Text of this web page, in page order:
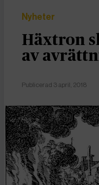
Nyheter
Häxtron
av
Publicerad 3 april, 2018